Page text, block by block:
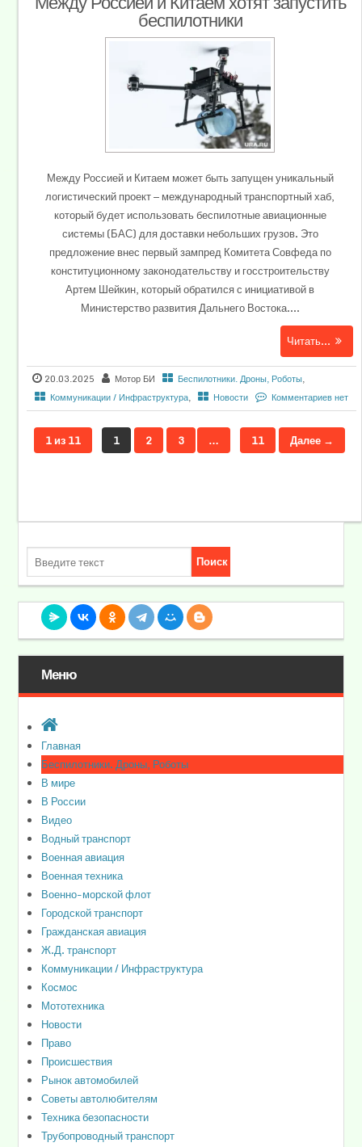
беспилотники
Между Россией и Китаем может быть запущен уникальный
логистический проект — международный транспортный хаб,
который будет использовать беспилотные авиационные
системы (БАС) для доставки небольших грузов. Это
предложение внес первый зампред Комитета Совфеда по
конституционному законодательству и госстроительству
Артем Шейкин, который обратился с инициативой в
Министерство развития Дальнего Востока....
Читать...
20.03.2025 Мотор БИ Беспилотники. Дроны, Роботы,
Коммуникации / Инфраструктура, Новости Комментариев нет
1 из 11 1 2 3 … 11 Далее →
Меню
Главная
Беспилотники. Дроны, Роботы
В мире
В России
Видео
Водный транспорт
Военная авиация
Военная техника
Военно-морской флот
Городской транспорт
Гражданская авиация
Ж.Д. транспорт
Коммуникации / Инфраструктура
Космос
Мототехника
Новости
Право
Происшествия
Рынок автомобилей
Советы автолюбителям
Техника безопасности
Трубопроводный транспорт